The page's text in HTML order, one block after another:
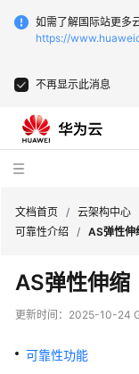
如需了解国际站更多
https://
不再显示此消息
越
架
技
术
文档首页 / 云架构中心
可靠性介绍
/ AS弹性伸
AS弹性伸缩
更新时间： 2025-10-24
可靠性功能